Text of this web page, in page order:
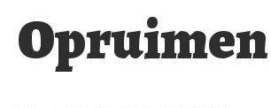
Opruimen